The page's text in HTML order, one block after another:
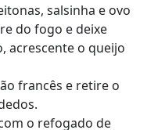
salsinha e ovo
do fogo e deixe
acrescente o queijo
francês e retire o
o refogado de